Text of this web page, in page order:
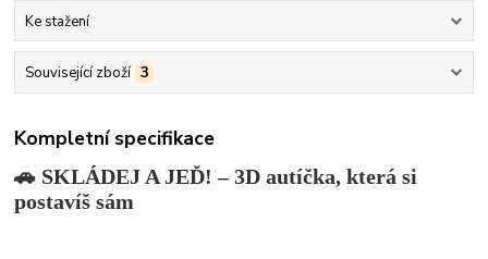
Ke stažení
Související zboží 3
Kompletní specifikace
🚗 SKLÁDEJ A JEĎ! – 3D autíčka, která si
postavíš sám